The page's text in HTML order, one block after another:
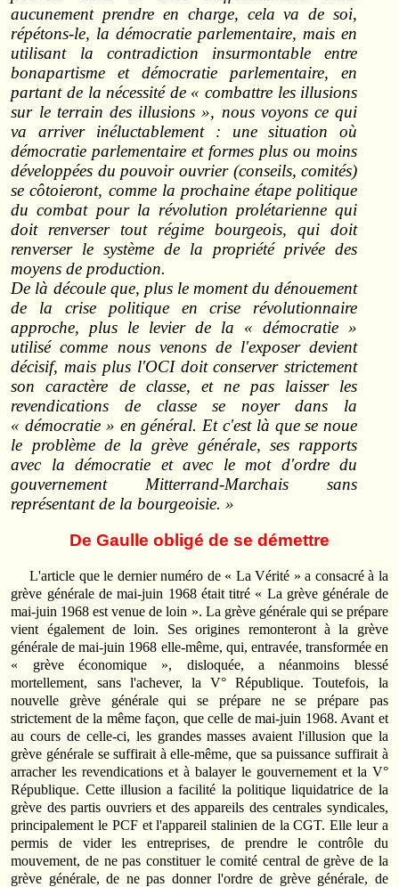
aucunement prendre en charge, cela va de soi,
répétons‑le, la démocratie parlementaire, mais en
utilisant la contradiction insurmontable entre
bonapartisme et démocratie parlementaire, en
partant de la nécessité de « combattre les illusions
sur le terrain des illusions », nous voyons ce qui
va arriver inéluctablement : une situation où
démocratie parlementaire et formes plus ou moins
développées du pouvoir ouvrier (conseils, comités)
se côtoieront, comme la prochaine étape politique
du combat pour la révolution prolétarienne qui
doit renverser tout régime bourgeois, qui doit
renverser le système de la propriété privée des
moyens de production.
De là découle que, plus le moment du dénouement
de la crise politique en crise révolutionnaire
approche, plus le levier de la « démocratie »
utilisé comme nous venons de l'exposer devient
décisif, mais plus l'OCI doit conserver strictement
son caractère de classe, et ne pas laisser les
revendications de classe se noyer dans la
« démocratie » en général. Et c'est là que se noue
le problème de la grève générale, ses rapports
avec la démocratie et avec le mot d'ordre du
gouvernement Mitterrand‑Marchais sans
représentant de la bourgeoisie. »
De Gaulle obligé de se démettre
L'article que le dernier numéro de « La Vérité » a consacré à la
grève générale de mai‑juin 1968 était titré « La grève générale de
mai‑juin 1968 est venue de loin ». La grève générale qui se prépare
vient également de loin. Ses origines remonteront à la grève
générale de mai‑juin 1968 elle‑même, qui, entravée, transformée en
« grève économique », disloquée, a néanmoins blessé
mortellement, sans l'achever, la V° République. Toutefois, la
nouvelle grève générale qui se prépare ne se prépare pas
strictement de la même façon, que celle de mai‑juin 1968. Avant et
au cours de celle‑ci, les grandes masses avaient l'illusion que la
grève générale se suffirait à elle-même, que sa puissance suffirait à
arracher les revendications et à balayer le gouvernement et la V°
République. Cette illusion a facilité la politique liquidatrice de la
grève des partis ouvriers et des appareils des centrales syndicales,
principalement le PCF et l'appareil stalinien de la CGT. Elle leur a
permis de vider les entreprises, de prendre le contrôle du
mouvement, de ne pas constituer le comité central de grève de la
grève générale, de ne pas donner l'ordre de grève générale, de